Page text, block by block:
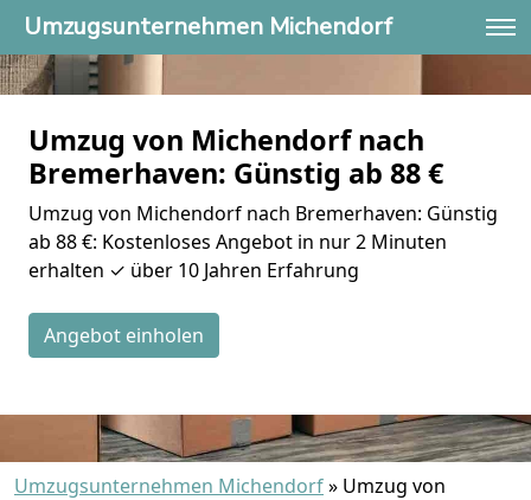
Umzugsunternehmen Michendorf
Umzug von Michendorf nach
Bremer­haven: Günstig ab 88 €
Umzug von Michendorf nach Bremer­haven: Günstig
ab 88 €: Kostenloses Angebot in nur 2 Minuten
erhalten ✓ über 10 Jahren Erfahrung
Angebot einholen
Umzugsunternehmen Michendorf» Umzug von